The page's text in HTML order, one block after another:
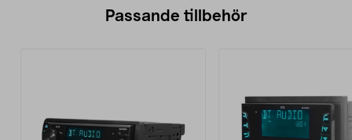
Passande tillbehör